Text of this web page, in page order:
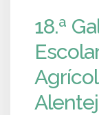
18.ª